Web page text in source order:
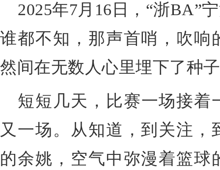
2025年7月16日，“浙BA”
谁都不知，那声首哨，吹响
然间在无数人心里埋下了种
短短几天，比赛一场接着
又一场。从知道，到关注
的余姚，空气中弥漫着篮球